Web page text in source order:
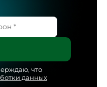
что
данных